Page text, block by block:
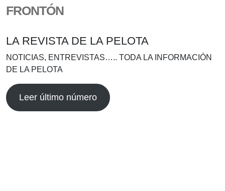
FRONTÓN
LA REVISTA DE LA PELOTA
NOTICIAS, ENTREVISTAS….. TODA LA INFORMACIÓN
DE LA PELOTA
Leer último número